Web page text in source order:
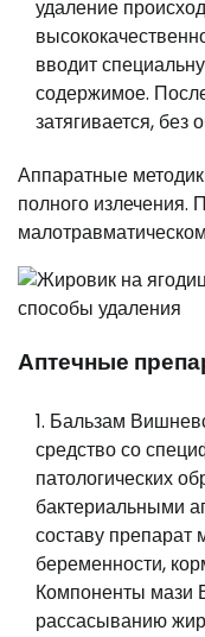
удаление
вводит
содержимое.
затягивается, без
Аппаратные
полного излечения.
Аптечные
Бальзам
средство со
патологических
бактериальными
составу препарат
беременности,
Компоненты мази
рассасыванию